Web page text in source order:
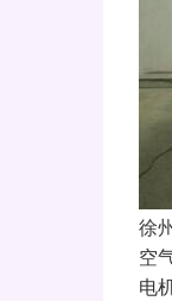
徐
空
电